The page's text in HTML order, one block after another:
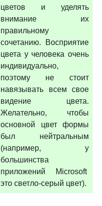
цветов и уделять
внимание их
правильному
сочетанию. Восприятие
цвета у человека очень
индивидуально,
поэтому не стоит
навязывать всем свое
видение цвета.
Желательно, чтобы
основной цвет формы
был нейтральным
(например, у
большинства
приложений Microsoft
это светло-серый цвет).